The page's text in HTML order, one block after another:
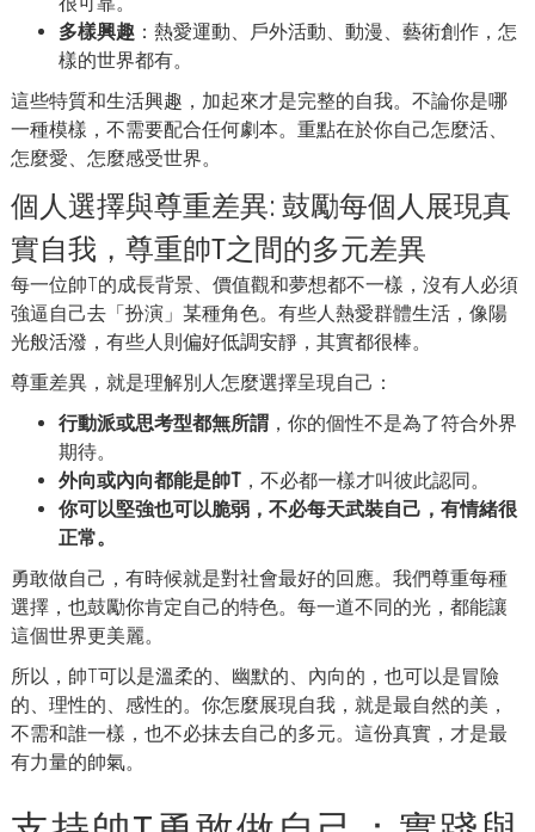
多樣興趣 ：熱愛運動、戶外活動、動漫、藝術創作，怎
樣的世界都有。
這些特質和生活興趣，加起來才是完整的自我。不論你是哪
一種模樣，不需要配合任何劇本。重點在於你自己怎麼活、
怎麼愛、怎麼感受世界。
個人選擇與尊重差異: 鼓勵每個人展現真
實自我，尊重帥T之間的多元差異
每一位帥T的成長背景、價值觀和夢想都不一樣，沒有人必須
強逼自己去「扮演」某種角色。有些人熱愛群體生活，像陽
光般活潑，有些人則偏好低調安靜，其實都很棒。
尊重差異，就是理解別人怎麼選擇呈現自己：
行動派或思考型都無所謂 ，你的個性不是為了符合外界
期待。
外向或內向都能是帥T ，不必都一樣才叫彼此認同。
你可以堅強也可以脆弱，不必每天武裝自己，有情緒很
正常。
勇敢做自己，有時候就是對社會最好的回應。我們尊重每種
選擇，也鼓勵你肯定自己的特色。每一道不同的光，都能讓
這個世界更美麗。
所以，帥T可以是溫柔的、幽默的、內向的，也可以是冒險
的、理性的、感性的。你怎麼展現自我，就是最自然的美，
不需和誰一樣，也不必抹去自己的多元。這份真實，才是最
有力量的帥氣。